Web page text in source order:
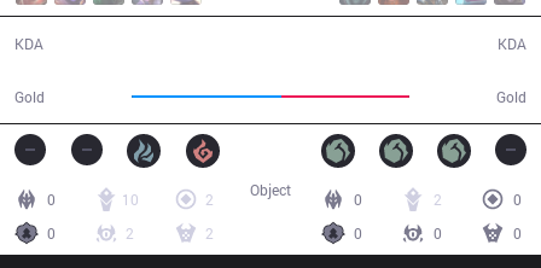
KDA
Gold Gold
KDA
0 10
2
0
2 2
0 2
0
0
0 0
Object